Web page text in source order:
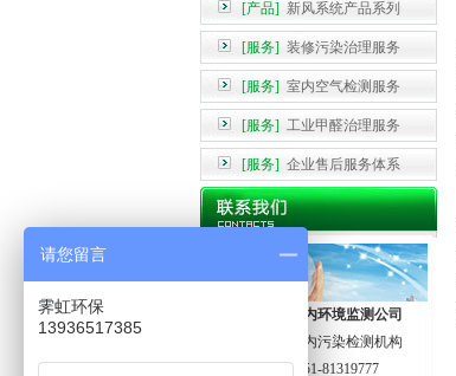
[产品] 新风系统产品系列
[服务] 装修污染治理服务
[服务] 室内空气检测服务
[服务] 工业甲醛治理服务
[服务] 企业售后服务体系
哈尔滨霁虹室内环境监测公司
黑龙江专业室内污染检测机构
治理电话：0451-81319777
请您留言
霁虹环保
13936517385